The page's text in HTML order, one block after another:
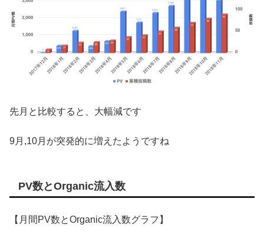
先月と比較すると、大幅減です
9月,10月が突発的に増えたようですね
PV数とOrganic流入数
【月間PV数とOrganic流入数グラフ】